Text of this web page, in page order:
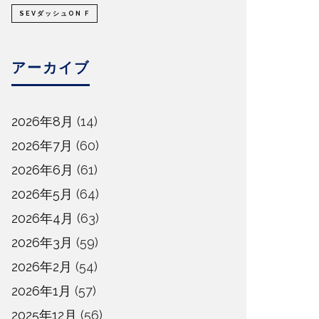
SEVダッシュON F
アーカイブ
2026年8月 (14)
2026年7月 (60)
2026年6月 (61)
2026年5月 (64)
2026年4月 (63)
2026年3月 (59)
2026年2月 (54)
2026年1月 (57)
2025年12月 (56)